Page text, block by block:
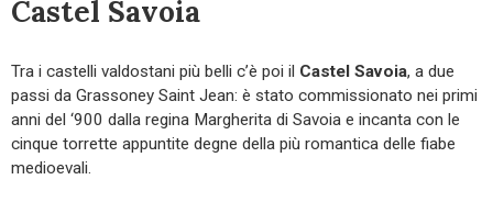
Castel Savoia
Tra i castelli valdostani più belli c’è poi il Castel Savoia, a due
passi da Grassoney Saint Jean: è stato commissionato nei primi
anni del ‘900 dalla regina Margherita di Savoia e incanta con le
cinque torrette appuntite degne della più romantica delle fiabe
medioevali.